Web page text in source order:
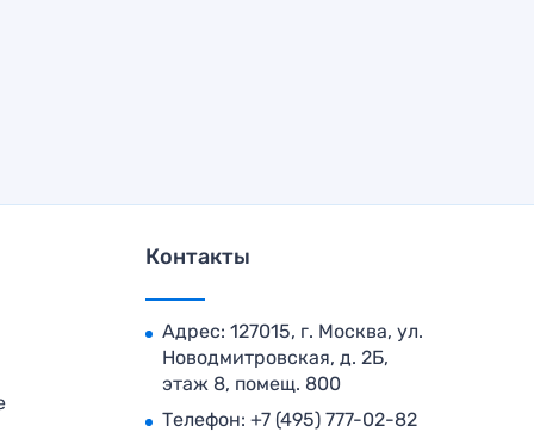
Контакты
Адрес: 127015, г. Москва, ул.
Новодмитровская, д. 2Б,
этаж 8, помещ. 800
Телефон: +7 (495) 777-02-82